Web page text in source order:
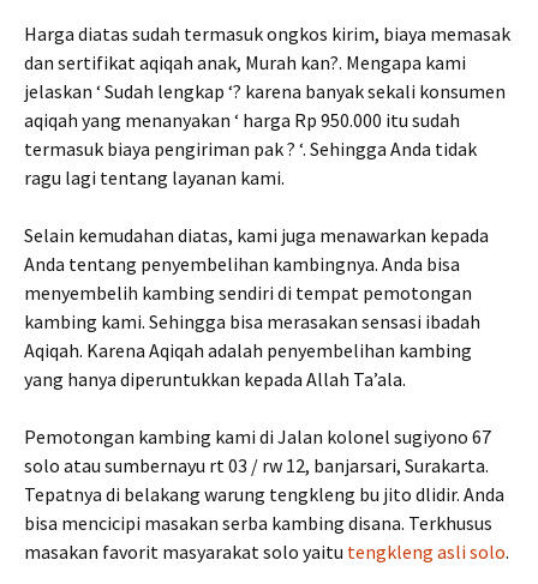
Harga diatas sudah termasuk ongkos kirim, biaya memasak
dan sertifikat aqiqah anak, Murah kan?. Mengapa kami
jelaskan ‘ Sudah lengkap ‘? karena banyak sekali konsumen
aqiqah yang menanyakan ‘ harga Rp 950.000 itu sudah
termasuk biaya pengiriman pak ? ‘. Sehingga Anda tidak
ragu lagi tentang layanan kami.
Selain kemudahan diatas, kami juga menawarkan kepada
Anda tentang penyembelihan kambingnya. Anda bisa
menyembelih kambing sendiri di tempat pemotongan
kambing kami. Sehingga bisa merasakan sensasi ibadah
Aqiqah. Karena Aqiqah adalah penyembelihan kambing
yang hanya diperuntukkan kepada Allah Ta’ala.
Pemotongan kambing kami di Jalan kolonel sugiyono 67
solo atau sumbernayu rt 03 / rw 12, banjarsari, Surakarta.
Tepatnya di belakang warung tengkleng bu jito dlidir. Anda
bisa mencicipi masakan serba kambing disana. Terkhusus
masakan favorit masyarakat solo yaitu tengkleng asli solo.